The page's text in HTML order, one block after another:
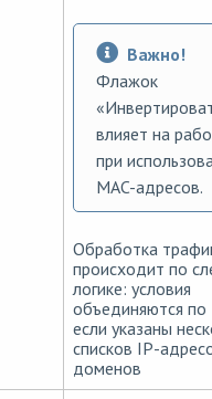
Важно!
Флажок
влияет на
при
MAC-адресов.
Обработка
происходит по
логике: условия
объединяются
если указаны
списков IP-
доменов